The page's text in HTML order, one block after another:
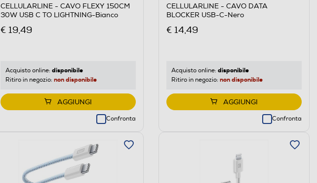
CELLULARLINE - CAVO FLEXY 150CM
30W USB C TO LIGHTNING-Bianco
€ 19,49
Acquisto online: disponibile
Ritiro in negozio: non disponibile
AGGIUNGI
Confronta
CELLULARLINE - CAVO DATA
BLOCKER USB-C-Nero
€ 14,49
Acquisto online: disponibile
Ritiro in negozio: non disponibile
AGGIUNGI
Confronta